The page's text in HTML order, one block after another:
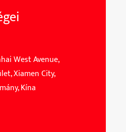
West Avenue,
Xiamen City,
Kína